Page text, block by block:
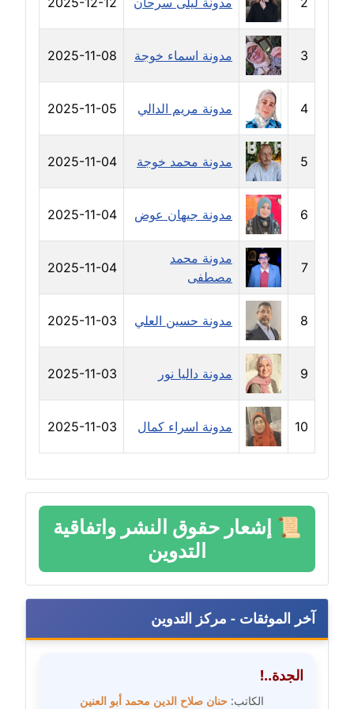
مدونة حجازي يونس
عاملة
مدونة حسن رجب
عاملة
مدونة حسن غريب
معلق
مدونة حسن محي الدين
متوفي
مدونة حسين العلي
عاملة
مدونة حسين درمشاكي
عاملة
مدونة حلا عادل
عاملة
مدونة حنان الهواري
عاملة
مدونة حنان صلاح الدين
عاملة
مدونة حنان طنطاوي
عاملة
مدونة حنين الفلسطينية
مدونة خالد الخطيب
3 مدونة اسماء خوجة 2025-11-08
4 مدونة مريم الدالي 2025-11-05
5 مدونة محمد خوجة 2025-11-04
6 مدونة جيهان عوض 2025-11-04
7
مدونة محمد
مصطفى
2025-11-04
8 مدونة حسين العلي 2025-11-03
9 مدونة داليا نور 2025-11-03
10 مدونة اسراء كمال 2025-11-03
📜 إشعار حقوق النشر واتفاقية
التدوين
آخر الموثقات - مركز التدوين
الجدة..!
الكاتب: حنان صلاح الدين محمد أبو العنين